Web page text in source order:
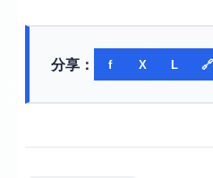
分享： f X L 🔗